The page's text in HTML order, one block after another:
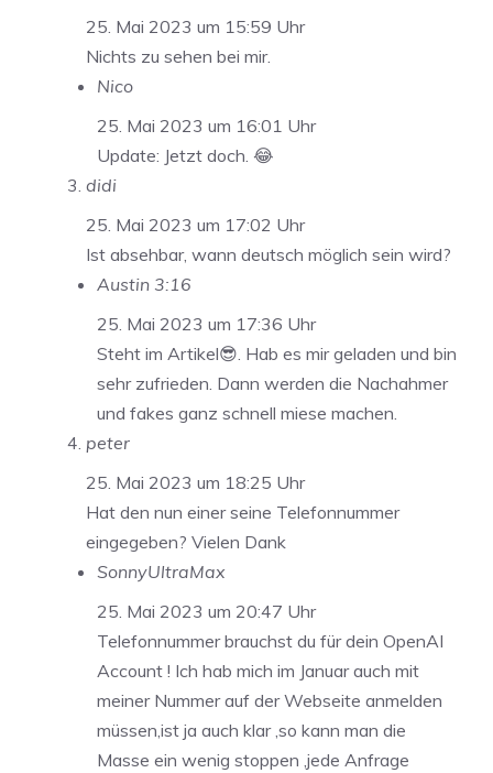
25. Mai 2023 um 15:59 Uhr
Nichts zu sehen bei mir.
Nico
25. Mai 2023 um 16:01 Uhr
Update: Jetzt doch. 😂
didi
25. Mai 2023 um 17:02 Uhr
Ist absehbar, wann deutsch möglich sein wird?
Austin 3:16
25. Mai 2023 um 17:36 Uhr
Steht im Artikel😎. Hab es mir geladen und bin
sehr zufrieden. Dann werden die Nachahmer
und fakes ganz schnell miese machen.
peter
25. Mai 2023 um 18:25 Uhr
Hat den nun einer seine Telefonnummer
eingegeben? Vielen Dank
SonnyUltraMax
25. Mai 2023 um 20:47 Uhr
Telefonnummer brauchst du für dein OpenAI
Account ! Ich hab mich im Januar auch mit
meiner Nummer auf der Webseite anmelden
müssen,ist ja auch klar ,so kann man die
Masse ein wenig stoppen ,jede Anfrage